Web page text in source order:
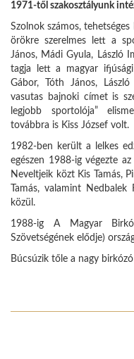
1971-től szakosztályunk
Szolnok számos,
örökre szerelmes lett a
János, Mádi Gyula, László
tagja lett a magyar
Gábor, Tóth János,
vasutas bajnoki címet is
legjobb sportolója”
továbbra is Kiss József volt.
1982-ben került a lelkes
egészen 1988-ig végezte
Neveltjeik közt Kis Tamás,
Tamás, valamint
közül.
1988-ig A Magyar
Szövetségének elődje)
Búcsúzik tőle a nagy